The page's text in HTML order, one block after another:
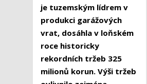
je tuzemským lídrem v
produkci garážových
vrat, dosáhla v loňském
roce historicky
rekordních tržeb 325
milionů korun. Výši tržeb